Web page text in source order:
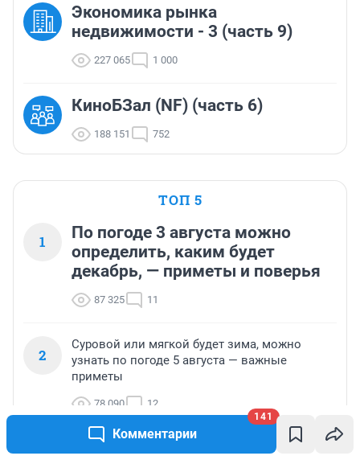
Комментарии
141
Экономика рынка
недвижимости - 3 (часть 9)
227 065 1 000
КиноБЗал (NF) (часть 6)
188 151 752
ТОП 5
1
По погоде 3 августа можно
определить, каким будет
декабрь, — приметы и поверья
87 325 11
2
Суровой или мягкой будет зима, можно
узнать по погоде 5 августа — важные
приметы
78 090 12
Какой будет зима, можно узнать по погоде 7